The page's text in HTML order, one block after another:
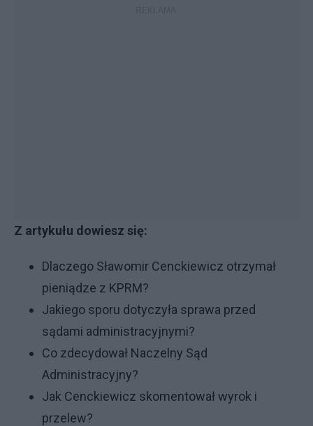
Z artykułu dowiesz się:
Dlaczego Sławomir Cenckiewicz otrzymał
pieniądze z KPRM?
Jakiego sporu dotyczyła sprawa przed
sądami administracyjnymi?
Co zdecydował Naczelny Sąd
Administracyjny?
Jak Cenckiewicz skomentował wyrok i
przelew?